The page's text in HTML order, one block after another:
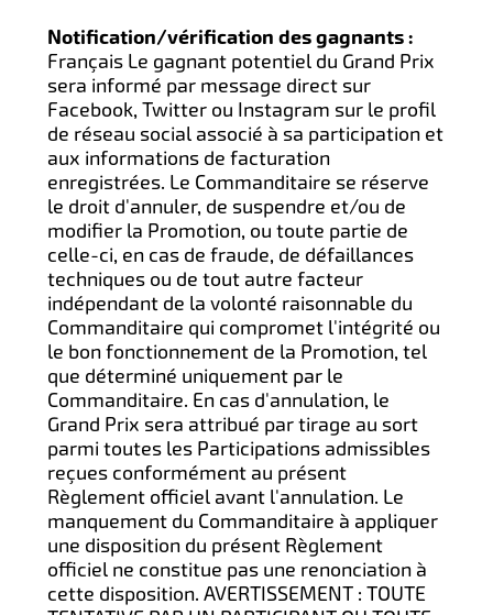
Notification/vérification des gagnants :
Français Le gagnant potentiel du Grand Prix
sera informé par message direct sur
Facebook, Twitter ou Instagram sur le profil
de réseau social associé à sa participation et
aux informations de facturation
enregistrées. Le Commanditaire se réserve
le droit d'annuler, de suspendre et/ou de
modifier la Promotion, ou toute partie de
celle-ci, en cas de fraude, de défaillances
techniques ou de tout autre facteur
indépendant de la volonté raisonnable du
Commanditaire qui compromet l'intégrité ou
le bon fonctionnement de la Promotion, tel
que déterminé uniquement par le
Commanditaire. En cas d'annulation, le
Grand Prix sera attribué par tirage au sort
parmi toutes les Participations admissibles
reçues conformément au présent
Règlement officiel avant l'annulation. Le
manquement du Commanditaire à appliquer
une disposition du présent Règlement
officiel ne constitue pas une renonciation à
cette disposition. AVERTISSEMENT : TOUTE